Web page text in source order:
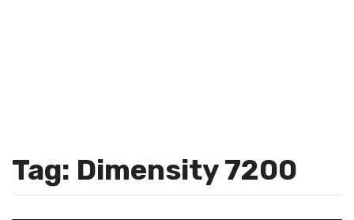
Tag: Dimensity 7200